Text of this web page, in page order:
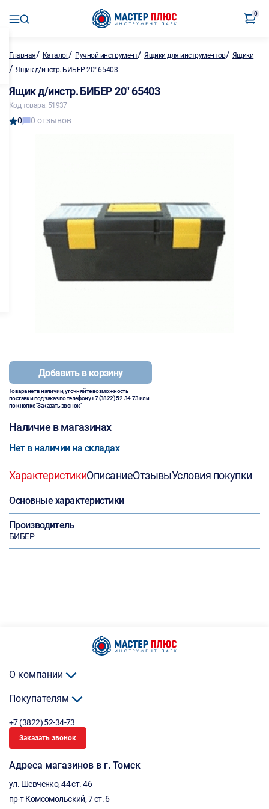
0
Главная/ Каталог/ Ручной инструмент/Ящики для инструментов/ Ящики
/ Ящик д/инстр. БИБЕР 20" 65403
Ящик д/инстр. БИБЕР 20" 65403
Код товара: 51937
0 0 отзывов
Добавить в корзину
Товара нет в наличии, уточняйте возможность
поставки под заказ по телефону+7 (3822) 52-34-73или
по кнопке "Заказать звонок"
Наличие в магазинах
Нет в наличии на складах
ХарактеристикиОписаниеОтзывыУсловия покупки
Основные характеристики
Производитель
БИБЕР
О компании
Покупателям
+7 (3822) 52-34-73
Заказать звонок
Адреса магазинов в г. Томск
ул. Шевченко, 44 ст. 46
пр-т Комсомольский, 7 ст. 6